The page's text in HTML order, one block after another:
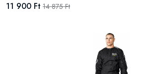
11 900 Ft 14 875 Ft